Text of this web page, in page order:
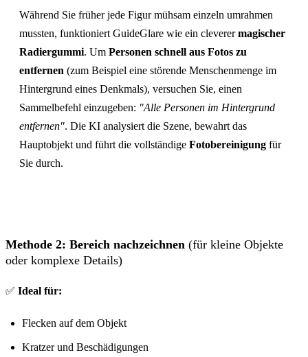
Während Sie früher jede Figur mühsam einzeln umrahmen
mussten, funktioniert GuideGlare wie ein cleverermagischer
Radiergummi. Um Personen schnell aus Fotos zu
entfernen (zum Beispiel eine störende Menschenmenge im
Hintergrund eines Denkmals), versuchen Sie, einen
Sammelbefehl einzugeben: "Alle Personen im Hintergrund
entfernen". Die KI analysiert die Szene, bewahrt das
Hauptobjekt und führt die vollständige Fotobereinigung für
Sie durch.
Methode 2: Bereich nachzeichnen (für kleine Objekte
oder komplexe Details)
✅ Ideal für:
Flecken auf dem Objekt
Kratzer und Beschädigungen